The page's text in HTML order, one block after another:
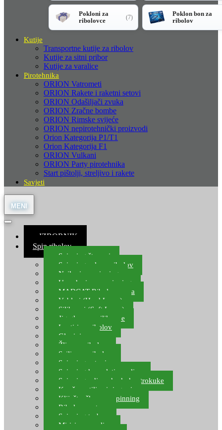
Pokloni za
ribolovce
(7)
Poklon bon za
ribolov
Kutije
Transportne kutije za ribolov
Kutije za sitni pribor
Kutije za varalice
Pirotehnika
ORION Vatrometi
ORION Rakete i raketni setovi
ORION Odašiljači zvuka
ORION Zračne bombe
ORION Rimske svijeće
ORION nepirotehnički proizvodi
Orion Kategorija P1/T1
Orion Kategorija F1
ORION Vulkani
ORION Party pirotehnika
Start pištolji, streljivo i rakete
Savjeti
≡ IZBORNIK
Spin ribolov
Spinning štapovi
Spinning role za ribolov
Najloni za spinning
Upredenice za spinning
MADCAT Ribolov soma
Vobleri (Hard Lures)
Silikonci (Soft Lures)
Jig glave za silikonce
Leptiri za ribolov
Glavinjare
Žlice za ribolov
Sajlice za ribolov
Spinning setovi
Spinning kompleti varalica
Spinning udice, dvokuke, trokuke
Kopče, vrtilice i ringovi
Kliješta, škare za spinning
Ribolov pastrve
Spinning torbe
Mirisi za varalice